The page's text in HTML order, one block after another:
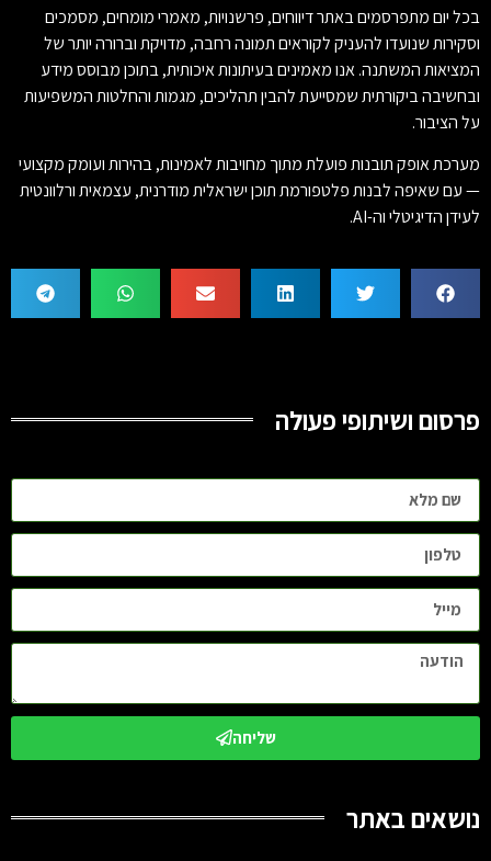
בכל יום מתפרסמים באתר דיווחים, פרשנויות, מאמרי מומחים, מסמכים
וסקירות שנועדו להעניק לקוראים תמונה רחבה, מדויקת וברורה יותר של
המציאות המשתנה. אנו מאמינים בעיתונות איכותית, בתוכן מבוסס מידע
ובחשיבה ביקורתית שמסייעת להבין תהליכים, מגמות והחלטות המשפיעות
על הציבור.
מערכת אופק תובנות פועלת מתוך מחויבות לאמינות, בהירות ועומק מקצועי
— עם שאיפה לבנות פלטפורמת תוכן ישראלית מודרנית, עצמאית ורלוונטית
לעידן הדיגיטלי וה-AI.
פרסום ושיתופי פעולה
שליחה
נושאים באתר